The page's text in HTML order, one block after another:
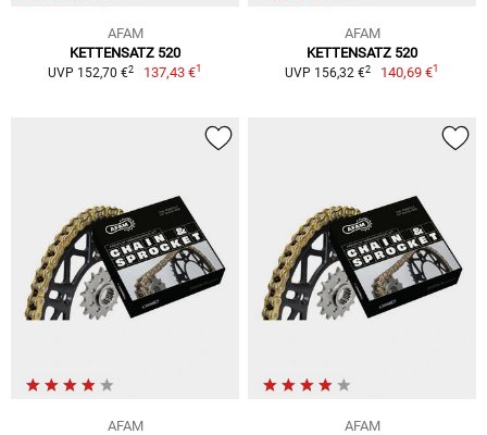
AFAM
KETTENSATZ 520
UVP 152,70 €2 137,43 €1
AFAM
KETTENSATZ 520
UVP 156,32 €2 140,69 €1
AFAM
AFAM